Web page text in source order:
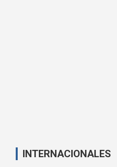
INTERNACIONALES